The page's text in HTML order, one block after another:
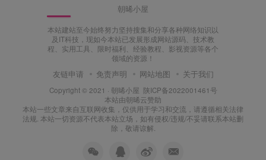
朝晞小屋
本站建站至今始终努力坚持搜集和分享各种网络知识以
及IT科技，现如今本站已发展形成网站源码、技术教
程、实用工具、限时福利、经验教程、影视资源等各个
领域的资源！
友链申请 免责声明 网站地图 关于我们
Copyright © 2021 · 朝晞小屋 陕ICP备2022001461号
本站由朝晞云赞助
本站一些文章来自互联网收集，仅供用于学习和交流，请遵循相关法律
法规. 本站一切资源不代表本站立场，如有侵权/违规/不妥请联系本站删
除，敬请谅解.